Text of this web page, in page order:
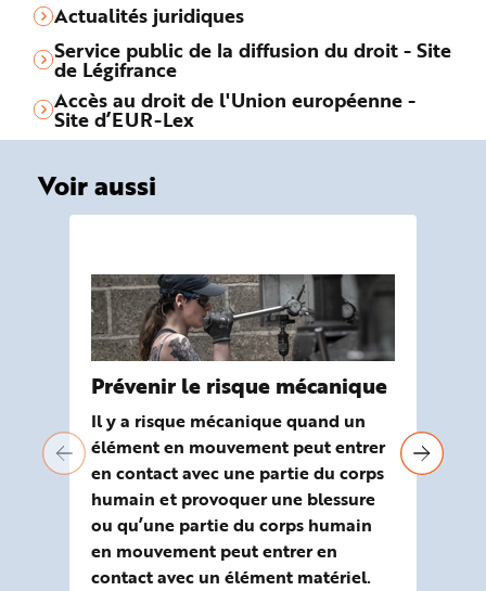
Actualités juridiques
Service public de la diffusion du droit - Site
de Légifrance
Accès au droit de l'Union européenne -
Site d’EUR-Lex
Voir aussi
Prévenir le risque mécanique
Il y a risque mécanique quand un
élément en mouvement peut entrer
en contact avec une partie du corps
humain et provoquer une blessure
ou qu’une partie du corps humain
en mouvement peut entrer en
contact avec un élément matériel.